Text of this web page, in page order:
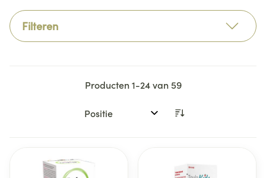
Filteren
Producten1-24van59
Sorteer op: